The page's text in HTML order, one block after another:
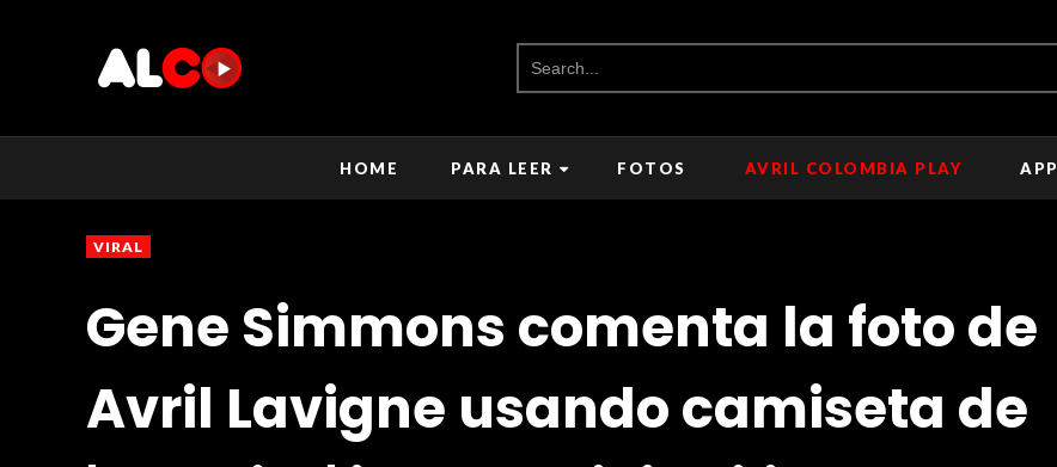
HOME PARA LEER FOTOS AVRIL COLOMBIA PLAY APP
VIRAL
Gene Simmons comenta la foto de
Avril Lavigne usando camiseta de